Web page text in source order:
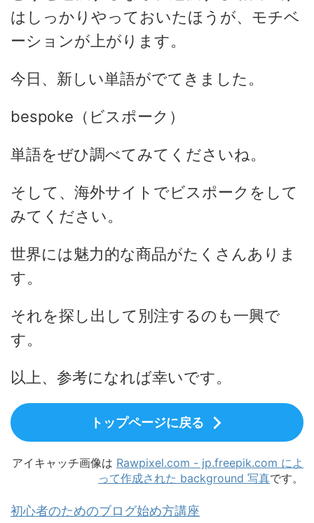
はしっかりやっておいたほうが、モチベ
ーションが上がります。
今日、新しい単語がでてきました。
bespoke（ビスポーク）
単語をぜひ調べてみてくださいね。
そして、海外サイトでビスポークをして
みてください。
世界には魅力的な商品がたくさんありま
す。
それを探し出して別注するのも一興で
す。
以上、参考になれば幸いです。
トップページに戻る
アイキャッチ画像は Rawpixel.com - jp.freepik.com によ
って作成された background 写真です。
初心者のためのブログ始め方講座